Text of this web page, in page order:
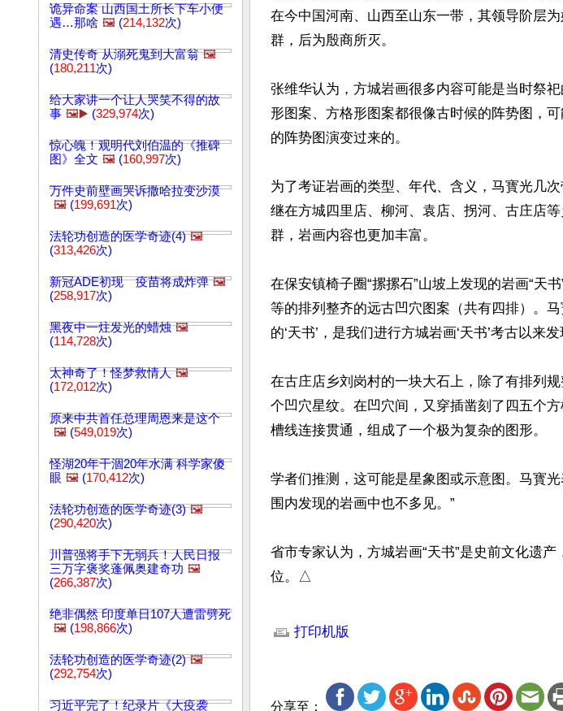
诡异命案 山西国土所长下车小便
遇…那啥 🖼️ (214,132次)
清史传奇 从溺死鬼到大富翁 🖼️
(180,211次)
给大家讲一个让人哭笑不得的故
事 🖼️▶️ (329,974次)
惊心魄！观明代刘伯温的《推碑
图》全文 🖼️ (160,997次)
万件史前壁画哭诉撒哈拉变沙漠
🖼️ (199,691次)
法轮功创造的医学奇迹(4) 🖼️
(313,426次)
新冠ADE初现 疫苗将成炸弹 🖼️
(258,917次)
黑夜中一炷发光的蜡烛 🖼️
(114,728次)
太神奇了！怪梦救情人 🖼️
(172,012次)
原来中共首任总理周恩来是这个
🖼️ (549,019次)
怪湖20年干涸20年水满 科学家傻
眼 🖼️ (170,412次)
法轮功创造的医学奇迹(3) 🖼️
(290,420次)
川普强将手下无弱兵！人民日报
三万字褒奖蓬佩奥建奇功 🖼️
(266,387次)
绝非偶然 印度单日107人遭雷劈死
🖼️ (198,866次)
法轮功创造的医学奇迹(2) 🖼️
(292,754次)
习近平完了！纪录片《大疫袭
在今中国河南、山西至山东一带，其领导阶层
群，后为殷商所灭。
张维华认为，方城岩画很多内容可能是当时祭
形图案、方格形图案都很像古时候的阵势图，
的阵势图演变过来的。
为了考证岩画的类型、年代、含义，马寳光几
继在方城四里店、柳河、袁店、拐河、古庄店
群，岩画内容也更加丰富。
在保安镇椅子圈“摞摞石”山坡上发现的岩画“天
等的排列整齐的远古凹穴图案（共有四排）。
的‘天书’，是我们进行方城岩画‘天书’考古以来
在古庄店乡刘岗村的一块大石上，除了有排列
个凹穴星纹。在凹穴间，又穿插凿刻了四五个
槽线连接贯通，组成了一个极为复杂的图形。
学者们推测，这可能是星象图或示意图。马寳
围内发现的岩画中也不多见。”
省市专家认为，方城岩画“天书”是史前文化遗
位。△
打印机版
分享至：